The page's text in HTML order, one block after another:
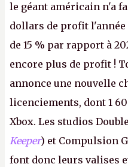
le géant américain n'a
dollars de profit
de 15 % par rapport à
encore plus de profit !
annonce une nouvelle
licenciements, dont 1
Xbox. Les studios
Keeper) et Compulsion
font donc leurs valises